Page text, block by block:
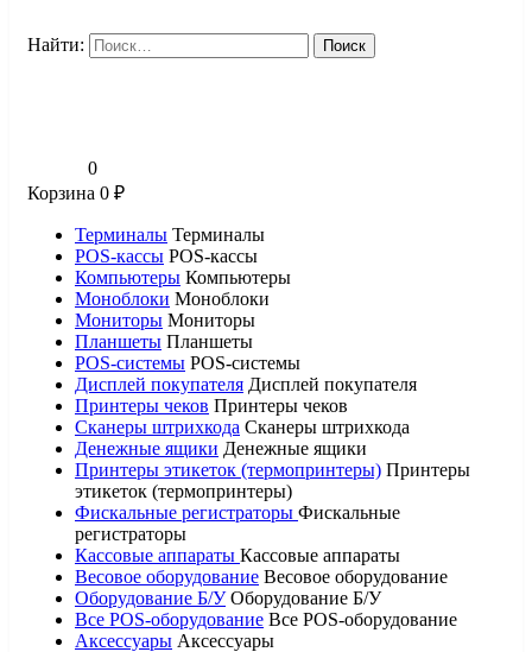
Найти:
0
Корзина 0 ₽
Терминалы Терминалы
POS-кассы POS-кассы
Компьютеры Компьютеры
Моноблоки Моноблоки
Мониторы Мониторы
Планшеты Планшеты
POS-системы POS-системы
Дисплей покупателя Дисплей покупателя
Принтеры чеков Принтеры чеков
Сканеры штрихкода Сканеры штрихкода
Денежные ящики Денежные ящики
Принтеры этикеток (термопринтеры) Принтеры
этикеток (термопринтеры)
Фискальные регистраторы Фискальные
регистраторы
Кассовые аппараты Кассовые аппараты
Весовое оборудование Весовое оборудование
Оборудование Б/У Оборудование Б/У
Все POS-оборудование Все POS-оборудование
Аксессуары Аксессуары